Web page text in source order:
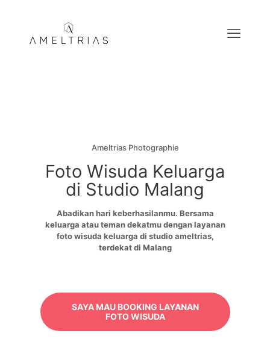
Ameltrias Photographie
Foto Wisuda Keluarga
di Studio Malang
Abadikan hari keberhasilanmu. Bersama
keluarga atau teman dekatmu dengan layanan
foto wisuda keluarga di studio ameltrias,
terdekat di Malang
SAYA MAU BOOKING LAYANAN
FOTO WISUDA